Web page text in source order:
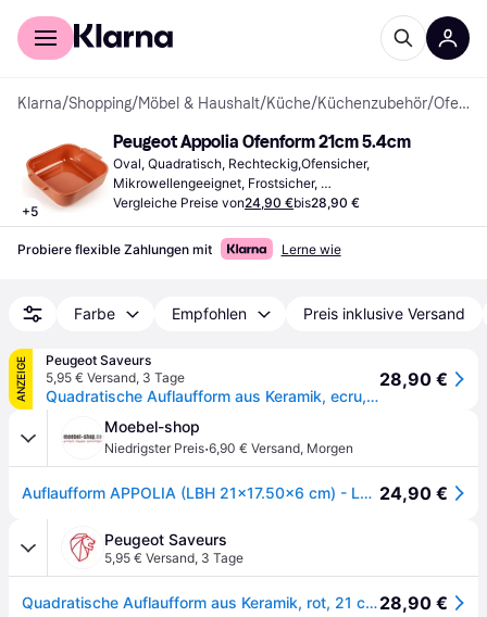
Für Shopper
Klarna/Shopping/Möbel & Haushalt/Küche/Küchenzubehör/ Ofenformen
+5
Peugeot Appolia Ofenform 21cm 5.4cm
Oval, Quadratisch, Rechteckig,Ofensicher,
Mikrowellengeeignet, Frostsicher,
Spülmaschinengeeignet, Mit Griff, Steinzeug, Emaille,
Keramik, Mehrfarbig, Weiß, Schwarz, Rot, Natur, Violett,
Blau, Grau, Beige, Braun
Vergleiche Preise von24,90 €bis28,90 €
Probiere flexible Zahlungen mit Lerne wie
Farbe Empfohlen Preis inklusive Versand
ANZEIGE
Peugeot Saveurs
5,95 € Versand, 3 Tage
Quadratische Auflaufform aus Keramik, ecru, 21 cm Appolia Quadratische Auflaufform aus Keramik, ecru, 21 cm
28,90 €
Moebel-shop
Niedrigster Preis·6,90 € Versand, Morgen
Auflaufform APPOLIA (LBH 21x17.50x6 cm) - LBH 21x17.50x6 cm 24,90 €
Peugeot Saveurs
5,95 € Versand, 3 Tage
Quadratische Auflaufform aus Keramik, rot, 21 cm Appolia Quadratische Auflaufform aus Keramik, rot, 21 cm28,90 €